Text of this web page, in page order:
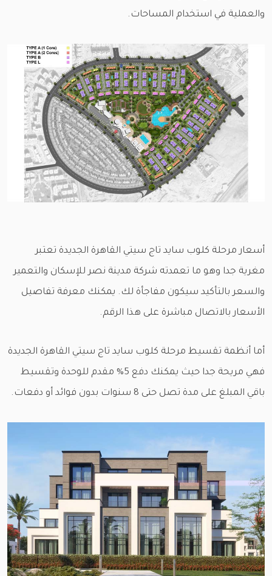
والعملية في استخدام المساحات.
أسعار مرحلة كلوب سايد تاج سيتي القاهرة الجديدة تعتبر
مغرية جدا وهو ما تعمدته شركة مدينة نصر للإسكان والتعمير
والسعر بالتأكيد سيكون مفاجأة لك. يمكنك معرفة تفاصيل
الأسعار بالاتصال مباشرة على هذا الرقم.
أما أنظمة تقسيط مرحلة كلوب سايد تاج سيتي القاهرة الجديدة
فهي مريحة جدا حيث يمكنك دفع 5% مقدم للوحدة وتقسيط
باقي المبلغ على مدة تصل حتى 8 سنوات بدون فوائد أو دفعات.